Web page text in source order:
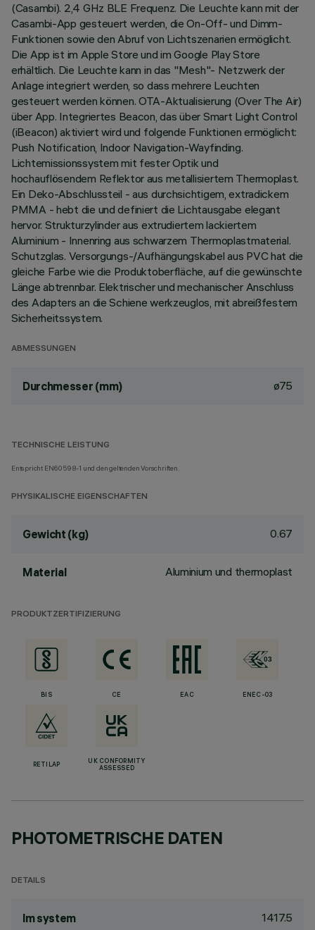
(Casambi). 2,4 GHz BLE Frequenz. Die Leuchte kann mit der
Casambi-App gesteuert werden, die On-Off- und Dimm-
Funktionen sowie den Abruf von Lichtszenarien ermöglicht.
Die App ist im Apple Store und im Google Play Store
erhältlich. Die Leuchte kann in das "Mesh"- Netzwerk der
Anlage integriert werden, so dass mehrere Leuchten
gesteuert werden können. OTA-Aktualisierung (Over The Air)
über App. Integriertes Beacon, das über Smart Light Control
(iBeacon) aktiviert wird und folgende Funktionen ermöglicht:
Push Notification, Indoor Navigation-Wayfinding.
Lichtemissionssystem mit fester Optik und
hochauflösendem Reflektor aus metallisiertem Thermoplast.
Ein Deko-Abschlussteil - aus durchsichtigem, extradickem
PMMA - hebt die und definiert die Lichtausgabe elegant
hervor. Strukturzylinder aus extrudiertem lackiertem
Aluminium - Innenring aus schwarzem Thermoplastmaterial.
Schutzglas. Versorgungs-/Aufhängungskabel aus PVC hat die
gleiche Farbe wie die Produktoberfläche, auf die gewünschte
Länge abtrennbar. Elektrischer und mechanischer Anschluss
des Adapters an die Schiene werkzeuglos, mit abreißfestem
Sicherheitssystem.
ABMESSUNGEN
Durchmesser (mm) ø75
TECHNISCHE LEISTUNG
Entspricht EN60598-1 und den geltenden Vorschriften.
PHYSIKALISCHE EIGENSCHAFTEN
Gewicht (kg) 0.67
Material Aluminium und thermoplast
PRODUKTZERTIFIZIERUNG
BIS CE EAC ENEC-03
RETILAP
UK CONFORMITY
ASSESSED
PHOTOMETRISCHE DATEN
DETAILS
lm system 1417.5